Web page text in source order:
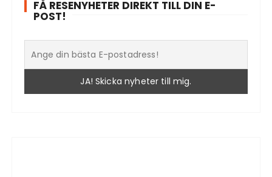
FÅ RESENYHETER DIREKT TILL DIN E-
POST!